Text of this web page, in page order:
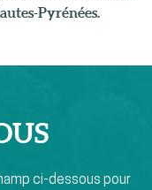
Pyrénées.
ci-dessous pour